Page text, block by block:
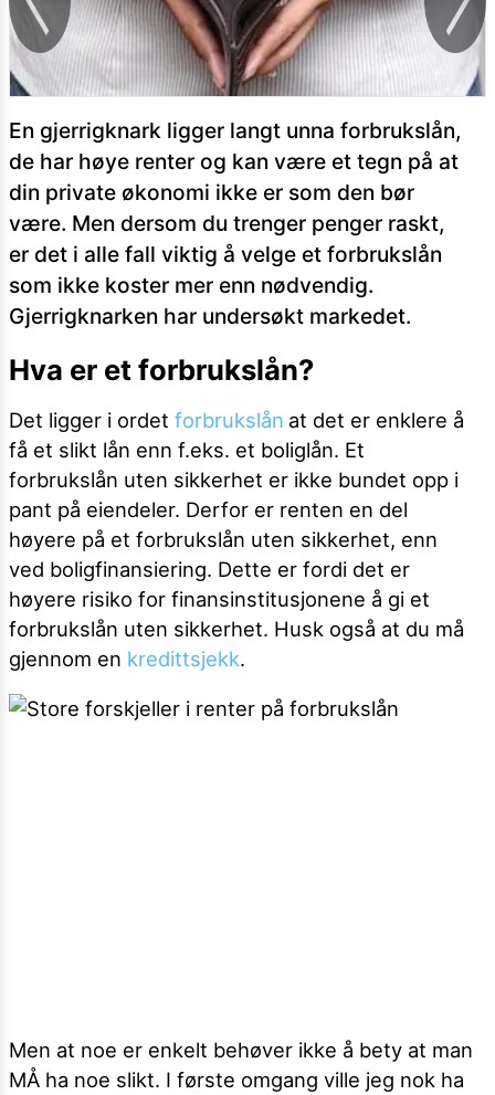
En gjerrigknark ligger langt unna forbrukslån,
de har høye renter og kan være et tegn på at
din private økonomi ikke er som den bør
være. Men dersom du trenger penger raskt,
er det i alle fall viktig å velge et forbrukslån
som ikke koster mer enn nødvendig.
Gjerrigknarken har undersøkt markedet.
Hva er et forbrukslån?
Det ligger i ordet forbrukslån at det er enklere å
få et slikt lån enn f.eks. et boliglån. Et
forbrukslån uten sikkerhet er ikke bundet opp i
pant på eiendeler. Derfor er renten en del
høyere på et forbrukslån uten sikkerhet, enn
ved boligfinansiering. Dette er fordi det er
høyere risiko for finansinstitusjonene å gi et
forbrukslån uten sikkerhet. Husk også at du må
gjennom en kredittsjekk.
Men at noe er enkelt behøver ikke å bety at man
MÅ ha noe slikt. I første omgang ville jeg nok ha